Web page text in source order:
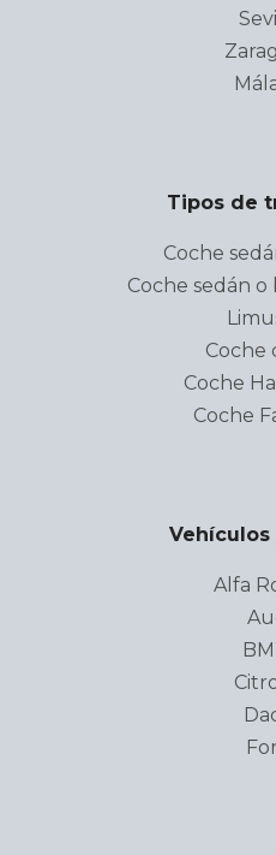
Tipos de
Coche
Coche sedán
Coche
Coche
Coche
Vehículos
Alfa